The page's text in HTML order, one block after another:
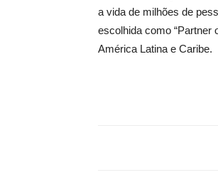
a vida de milhões de
escolhida como “Partner
América Latina e Caribe.